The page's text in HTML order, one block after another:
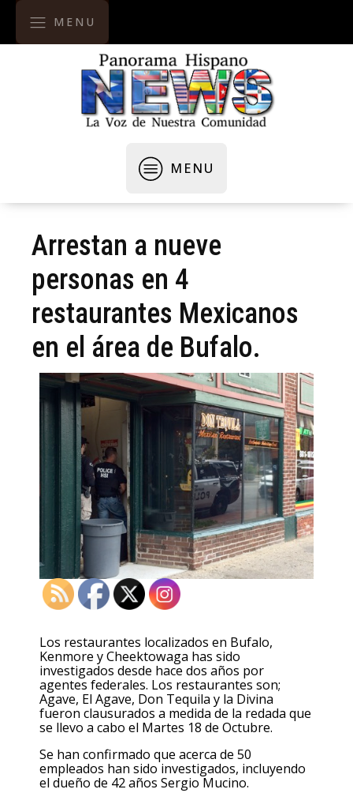
MENU
MENU
Arrestan a nueve
personas en 4
restaurantes Mexicanos
en el área de Bufalo.
Los restaurantes localizados en Bufalo,
Kenmore y Cheektowaga has sido
investigados desde hace dos años por
agentes federales. Los restaurantes son;
Agave, El Agave, Don Tequila y la Divina
fueron clausurados a medida de la redada que
se llevo a cabo el Martes 18 de Octubre.
Se han confirmado que acerca de 50
empleados han sido investigados, incluyendo
el dueño de 42 años Sergio Mucino.